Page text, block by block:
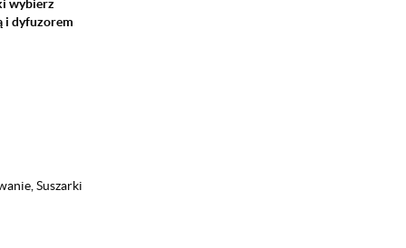
wybierz
i dyfuzorem
, Suszarki